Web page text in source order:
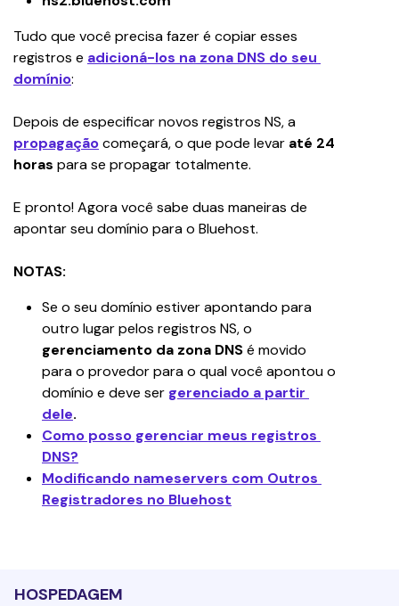
Tudo que você precisa fazer é copiar esses
registros e adicioná-los na zona DNS do seu
domínio:
Depois de especificar novos registros NS, a
propagaçãocomeçará, o que pode levar até 24
horas para se propagar totalmente.
E pronto! Agora você sabe duas maneiras de
apontar seu domínio para o Bluehost.
NOTAS:
Se o seu domínio estiver apontando para
outro lugar pelos registros NS, o
gerenciamento da zona DNS é movido
para o provedor para o qual você apontou o
domínio e deve ser gerenciado a partir
dele.
Como posso gerenciar meus registros
DNS?
Modificando nameservers com Outros
Registradores no Bluehost
HOSPEDAGEM